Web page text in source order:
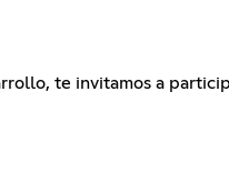
te invitamos a